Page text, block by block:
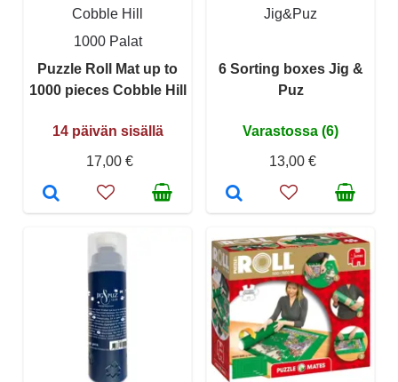
Cobble Hill
1000 Palat
Puzzle Roll Mat up to
1000 pieces Cobble Hill
14 päivän sisällä
17,00 €
Jig&Puz
6 Sorting boxes Jig &
Puz
Varastossa (6)
13,00 €